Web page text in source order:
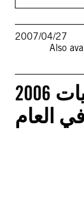
2007/04/27
Also
2006 أحكام الإعدام وعمليات
العام